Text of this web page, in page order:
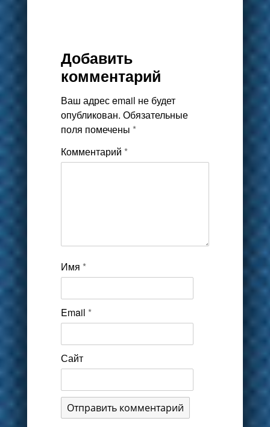
Добавить
комментарий
Ваш адрес email не будет
опубликован. Обязательные
поля помечены *
Комментарий *
Имя *
Email *
Сайт